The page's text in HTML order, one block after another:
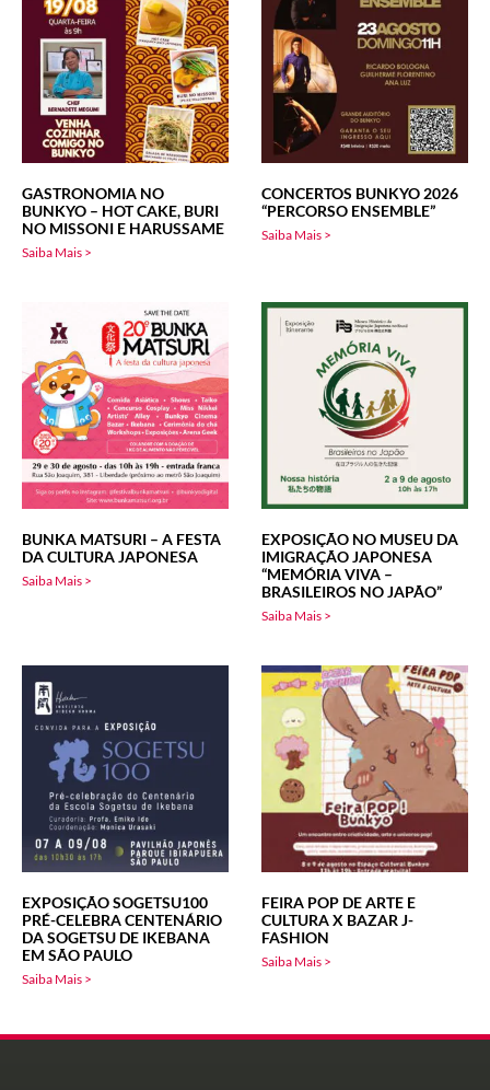
GASTRONOMIA NO
BUNKYO – HOT CAKE, BURI
NO MISSONI E HARUSSAME
Saiba Mais >
CONCERTOS BUNKYO 2026
“PERCORSO ENSEMBLE”
Saiba Mais >
BUNKA MATSURI – A FESTA
DA CULTURA JAPONESA
Saiba Mais >
EXPOSIÇÃO NO MUSEU DA
IMIGRAÇÃO JAPONESA
“MEMÓRIA VIVA –
BRASILEIROS NO JAPÃO”
Saiba Mais >
EXPOSIÇÃO SOGETSU100
PRÉ-CELEBRA CENTENÁRIO
DA SOGETSU DE IKEBANA
EM SÃO PAULO
Saiba Mais >
FEIRA POP DE ARTE E
CULTURA X BAZAR J-
FASHION
Saiba Mais >